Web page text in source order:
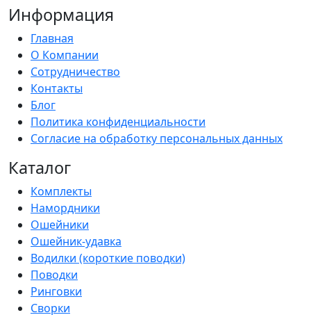
Информация
Главная
О Компании
Сотрудничество
Контакты
Блог
Политика конфиденциальности
Согласие на обработку персональных данных
Каталог
Комплекты
Намордники
Ошейники
Ошейник-удавка
Водилки (короткие поводки)
Поводки
Ринговки
Сворки